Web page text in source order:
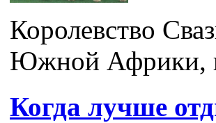
Королевство
Южной Африки,
Когда лучше